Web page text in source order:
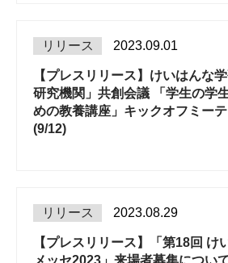
リリース 2023.09.01
【プレスリリース】けいはんな
研究機関」共創会議 「学生の学
めの教養講座」キックオフミー
(9/12)
リリース 2023.08.29
【プレスリリース】「第18回 け
メッセ2023」来場者募集につい